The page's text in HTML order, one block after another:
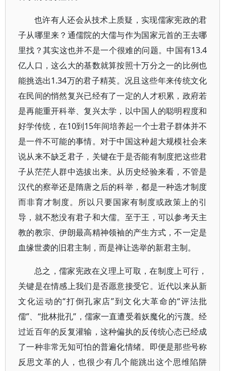
也许有人还会从技术上质疑，实现儒家宪政的君
子从哪里来？通儒院的大儒与作为国家元首的王去哪
里找？其实这也并不是一个很难的问题。中国有13.4
亿人口，这么大的基数就算按照十万分之一的比例也
能挑选出1.34万的君子精英。况且这些年来传统文化
在民间的悄然复兴已经有了一定的人才积累，政府若
是再能重开科举、复兴太学，以中国人的聪明程度和
好学传统，在10到15年间培养起一个士君子群体并不
是一件不可能的事情。对于中国这种超大规模社会来
说从来不缺乏君子，关键在于是否能有制度把这些君
子从茫茫人群中选拔出来。从历史经验来看，不管是
汉代的察举还是隋唐之后的科举，都是一种选才制度
而非育才制度。所以只要国家有制度或政策上的引
导，就不愁没有君子和大儒。至于王，可以参考天主
教的教宗、伊朗最高精神领袖的产生方式，不一定是
血缘世袭的旧君主制，而是禅让选举的新君主制。
总之，儒家宪政在义理上可取，在制度上可行，
关键是在情感上我们是否愿意接受它。近代以来从新
文化运动的“打倒孔家店”到文化大革命的“评法批
儒”、“批林批孔”，儒家一直遭受着妖魔化的污蔑。经
过近百年的反复灌输，这种偏执的反传统心态已经成
了一种非常无知可怕的普遍化情绪。即便是那些号称
反思文革的人，也很少有几个能跳出这个思维陷阱